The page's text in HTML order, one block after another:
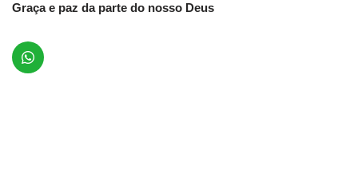
Graça e paz da parte do nosso Deus